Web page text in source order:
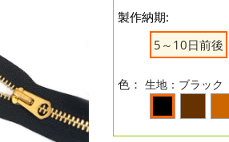
製作納期:
5～10日前後
色： 生地：ブラック